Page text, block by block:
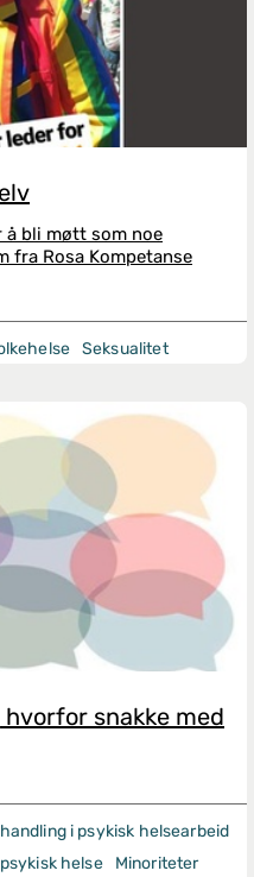
å bli møtt som noe
fra Rosa Kompetanse
Seksualitet
snakke med
i psykisk helsearbeid
helse Minoriteter